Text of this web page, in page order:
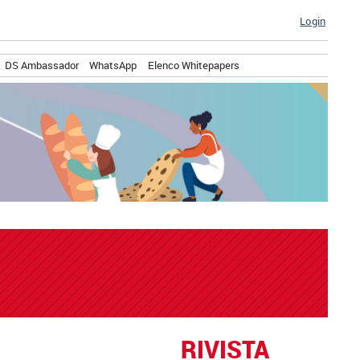
Login
DS Ambassador WhatsApp Elenco Whitepapers
RIVISTA